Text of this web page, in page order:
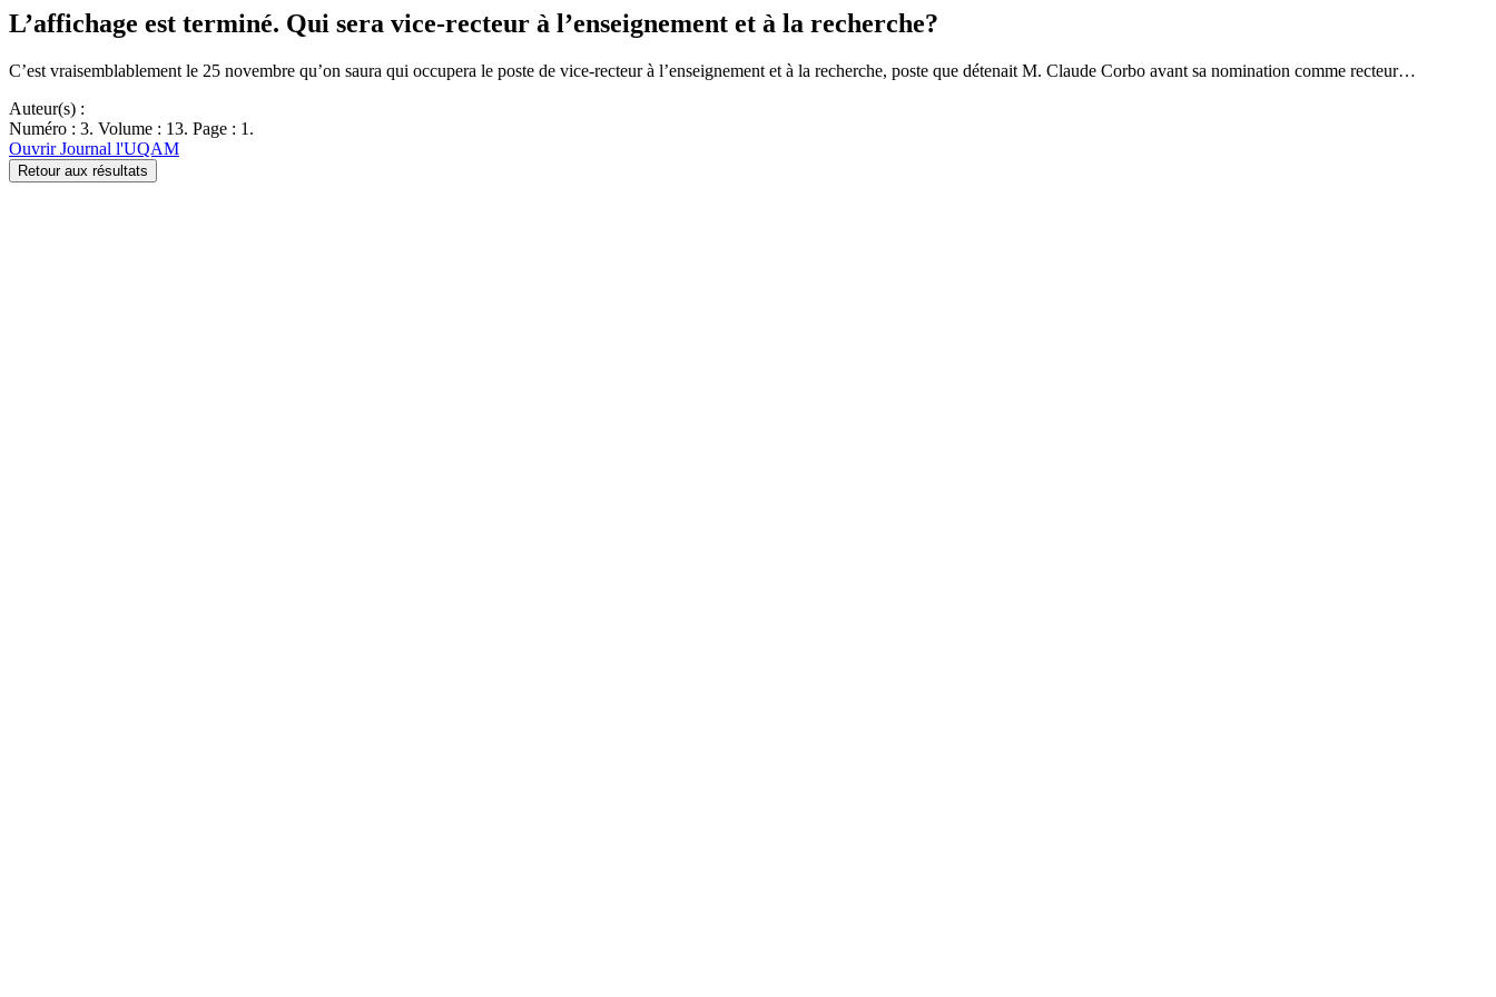
L’affichage est terminé. Qui sera vice-recteur à l’enseignement et à la recherche?
C’est vraisemblablement le 25 novembre qu’on saura qui occupera le poste de vice-recteur à l’enseignement et à la recherche, poste que détenait M. Claude Corbo avant sa nomination comme recteur…
Auteur(s) :
Numéro : 3. Volume : 13. Page : 1.
Ouvrir Journal l'UQAM
Retour aux résultats